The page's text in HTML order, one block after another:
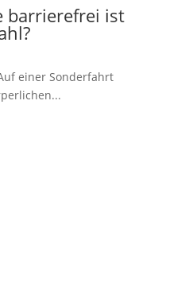
barrie­re­frei ist
einer Sonderfahrt